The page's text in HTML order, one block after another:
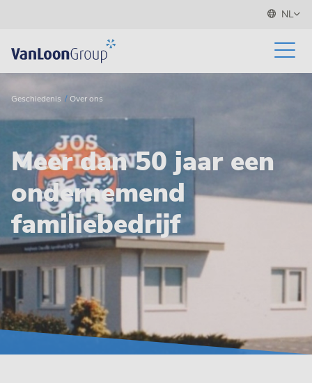
NL
Geschiedenis Over ons
Meer dan 50 jaar een
ondernemend
familiebedrijf